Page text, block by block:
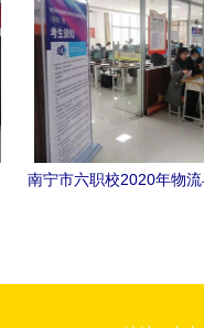
南宁市六职校2020年物